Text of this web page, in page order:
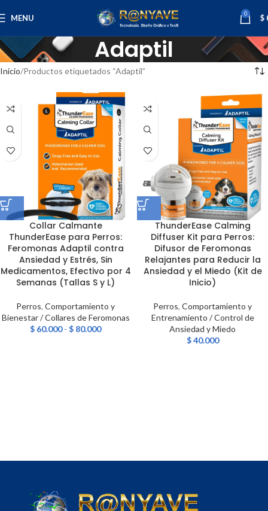
MENU 0 $
Adaptil
Inicio Productos etiquetados “Adaptil”
Collar Calmante
ThunderEase para Perros:
Feromonas Adaptil contra
Ansiedad y Estrés, Sin
Medicamentos, Efectivo por 4
Semanas (Tallas S y L)
Perros, Comportamiento y
Bienestar / Collares de Feromonas
$ 60.000 - $ 80.000
ThunderEase Calming
Diffuser Kit para Perros:
Difusor de Feromonas
Relajantes para Reducir la
Ansiedad y el Miedo (Kit de
Inicio)
Perros, Comportamiento y
Entrenamiento / Control de
Ansiedad y Miedo
$40.000